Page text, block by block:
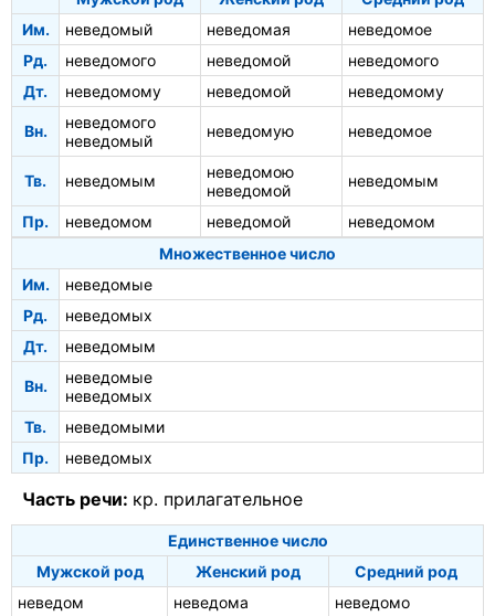
Им.
неведомый неведомая
неведомое
Рд.
неведомого неведомой
неведомого
Дт.
неведомому неведомой неведомому
Вн.
неведомого
неведомый
неведомую неведомое
Тв. неведомым
неведомою
неведомой
неведомым
Пр. неведомом неведомой
неведомом
Множественное число
Им.
неведомые
Рд.
неведомых
Дт.
неведомым
Вн.
неведомые
неведомых
Тв.
неведомыми
Пр.
неведомых
Часть речи: кр. прилагательное
Единственное число
Мужской род
Женский род
Средний род
неведом
неведома
неведомо